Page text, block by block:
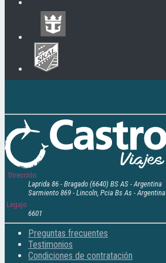
Dirección
Laprida 86 - Bragado (6640) BS AS - Argentina
Sarmiento 869 - Lincoln, Pcia Bs As - Argentina
Legajo
6601
Preguntas frecuentes
Testimonios
Condiciones de contratación